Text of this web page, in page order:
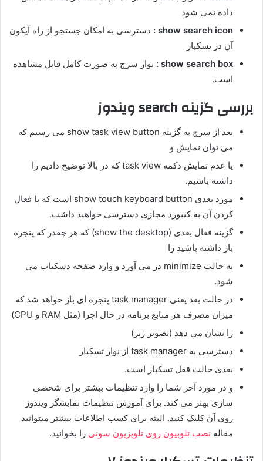
داده نمی شود
show search icon :
دسترسی به امکان جستجو از راه آیکون
آن در تسکبار
show search box :
نوار سرچ به صورت کامل قابل مشاهده
است.
بررسی گزینه search ویندوز
بعد از سرچ به گزینه show task view button می رسیم که
می توان نمایش و
یا عدم نمایش دکمه task view که در بالا توضیح دادیم را
داشته باشیم.
مورد بعدی show touch keyboard button است که با فعال
کردن آن به کیبورد مجازی دسترسی خواهید داشت.
گزینه فعال بعدی (show the desktop) که هر چقدر که پنجره
باز داشته باشید را
به حالت minimize در می آورد و وارد صفحه دسکتاپ می
شود.
در حالت بعد یعنی task manager پنجره ای باز خواهد شد که
میزان مصرف هر منابع برنامه در حال اجرا (مثل RAM و CPU)
را نشان می دهد (تصویر زیر)
دسترسی به task manager از نوار تسکبار
بعدی حالت قفل تسکبار است.
و در مورد آخر شما را وارد تنظیمات بیشتر برای شخصی
سازی بهتر می کند. برای آموزش تنظیمات نمایشگر ویندوز
روی آن کلیک کنید. البته برای کسب اطلاعات بیشتر میتوانید
مقاله نصب تلوبیون روی تلویزیون سونی را بخوانید.